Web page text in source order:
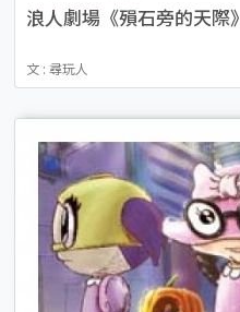
浪人劇場《殞石旁的天際》
文 : 尋玩人